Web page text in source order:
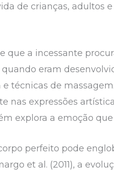
de crianças, adultos
que a incessante
eram
técnicas de
nas expressões
explora a emoção
perfeito pode
et al. (2011), a